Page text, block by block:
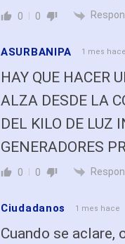
0 0
ASURBANIPA 1 mes hace
HAY QUE HACER
ALZA DESDE LA
DEL KILO DE LUZ
GENERADORES
0 0
Ciudadanos 1 mes hace
Cuando se aclare,